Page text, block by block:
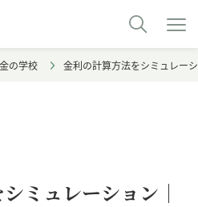
の学校 金利の計算方法をシミュレー
ミュレーション｜